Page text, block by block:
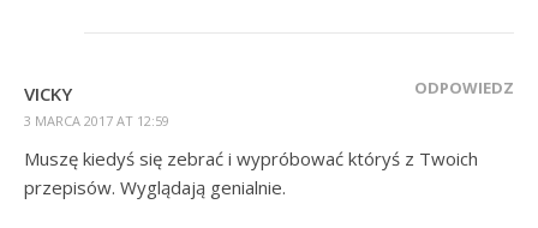
VICKY
3 MARCA 2017 AT 12:59
ODPOWIEDZ
Muszę kiedyś się zebrać i wypróbować któryś z Twoich
przepisów. Wyglądają genialnie.